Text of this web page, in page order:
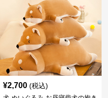
¥2,700 (税込)